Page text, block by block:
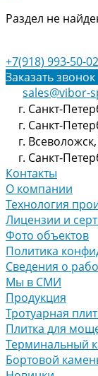
Раздел не
+7(918) 993-50-02
Заказать звонок
sales@vibor-
г. Санкт-
г. Санкт-
г.
г. Санкт-
Контакты
О компании
Технология
Лицензии и
Фото объектов
Политика
Сведения о
Мы в СМИ
Продукция
Тротуарная
Плитка для
Терминальный
Бортовой